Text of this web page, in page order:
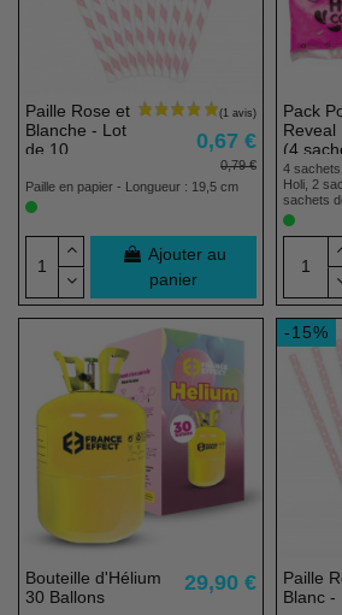
Paille Rose et
Blanche - Lot
de 10
0,67 €
0,79 €
Paille en papier - Longueur : 19,5 cm
Ajouter au
panier
Pack
Reveal
(4
2 rose,
4
Holi, 2
sachets
Bouteille d'Hélium
30 Ballons
29,90 €
-15%
Paille
Blanc -